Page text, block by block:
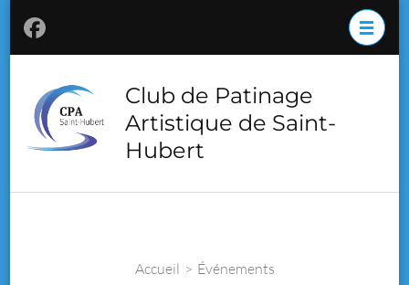
Aller
au
contenu
(Pressez
Entrée)
Club de Patinage
Artistique de Saint-
Hubert
Accueil > Événements